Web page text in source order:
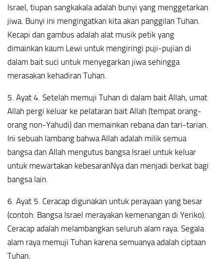
Israel, tiupan sangkakala adalah bunyi yang menggetarkan
jiwa. Bunyi ini mengingatkan kita akan panggilan Tuhan.
Kecapi dan gambus adalah alat musik petik yang
dimainkan kaum Lewi untuk mengiringi puji-pujian di
dalam bait suci untuk menyegarkan jiwa sehingga
merasakan kehadiran Tuhan.
5. Ayat 4. Setelah memuji Tuhan di dalam bait Allah, umat
Allah pergi keluar ke pelataran bait Allah (tempat orang-
orang non-Yahudi) dan memainkan rebana dan tari-tarian.
Ini sebuah lambang bahwa Allah adalah milik semua
bangsa dan Allah mengutus bangsa Israel untuk keluar
untuk mewartakan kebesaranNya dan menjadi berkat bagi
bangsa lain.
6. Ayat 5. Ceracap digunakan untuk perayaan yang besar
(contoh: Bangsa Israel merayakan kemenangan di Yeriko).
Ceracap adalah melambangkan seluruh alam raya. Segala
alam raya memuji Tuhan karena semuanya adalah ciptaan
Tuhan.